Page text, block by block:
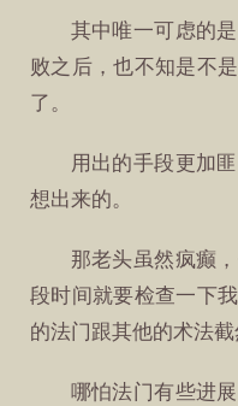
其中唯一可虑的
败之后，也不知是不
了。
用出的手段更加
想出来的。
那老头虽然疯癫
段时间就要检查一下
的法门跟其他的术法截
哪怕法门有些进